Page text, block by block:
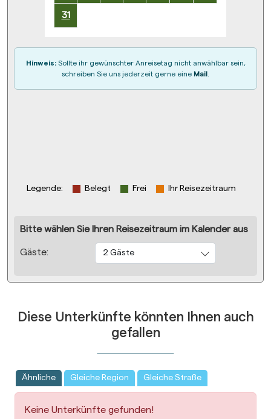
31
Hinweis:Sollte ihr gewünschter Anreisetag nicht anwählbar sein,
schreiben Sie uns jederzeit gerne eine Mail
Legende: Belegt Frei Ihr Reisezeitraum
Bitte wählen Sie Ihren Reisezeitraum im Kalender aus
Gäste: 2 Gäste
Diese Unterkünfte könnten Ihnen auch
gefallen
Ähnliche Gleiche Region Gleiche Straße
Keine Unterkünfte gefunden!